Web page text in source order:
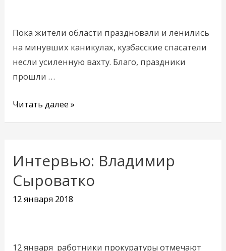
Пока жители области праздновали и ленились
на минувших каникулах, кузбасские спасатели
несли усиленную вахту. Благо, праздники
прошли …
Читать далее »
Интервью: Владимир
Сыроватко
12 января 2018
12 января работники прокуратуры отмечают
Интервью:
Владимир
Сыроватко